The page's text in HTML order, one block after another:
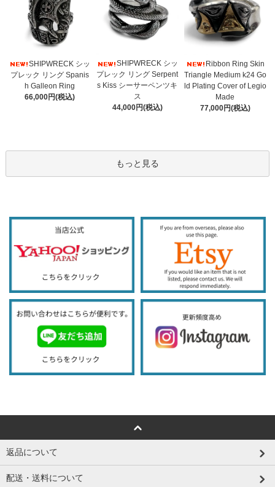
SHIPWRECK シッ
プレック リング Spanis
h Galleon Ring
66,000円(税込)
SHIPWRECK シッ
プレック リング Serpent
s Kiss シーサーペンツキ
ス
44,000円(税込)
Ribbon Ring Skin
Triangle Medium k24 Go
ld Plating Cover of Legio
Made
77,000円(税込)
もっと見る
返品について
配送・送料について